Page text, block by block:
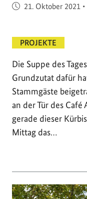
Veröffentlicht am
21. Oktober 2021 •
PROJEKTE
Die Suppe des
Grundzutat dafür
Stammgäste
an der Tür des
gerade dieser
Mittag das…